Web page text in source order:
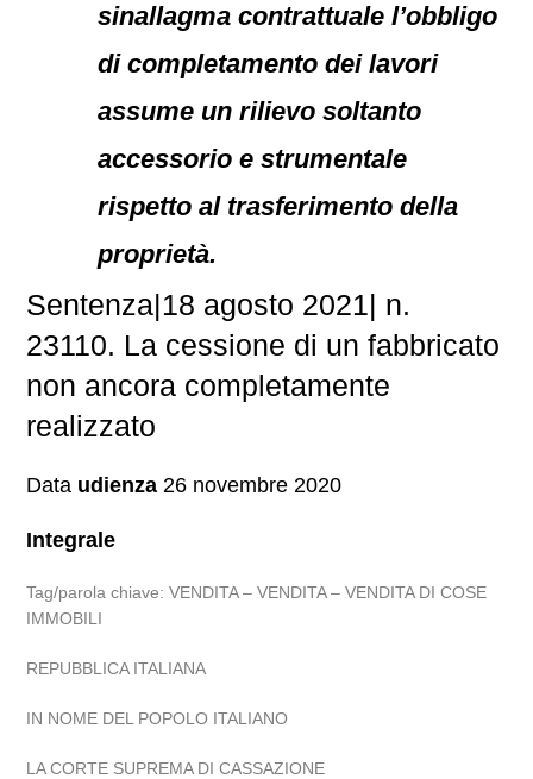
sinallagma contrattuale l’obbligo
di completamento dei lavori
assume un rilievo soltanto
accessorio e strumentale
rispetto al trasferimento della
proprietà.
Sentenza|18 agosto 2021| n.
23110. La cessione di un fabbricato
non ancora completamente
realizzato
Data udienza 26 novembre 2020
Integrale
Tag/parola chiave: VENDITA – VENDITA – VENDITA DI COSE
IMMOBILI
REPUBBLICA ITALIANA
IN NOME DEL POPOLO ITALIANO
LA CORTE SUPREMA DI CASSAZIONE